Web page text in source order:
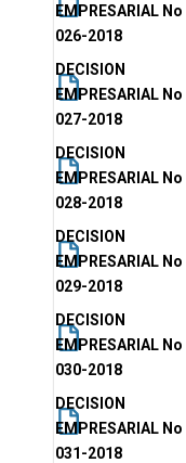
EMPRESARIAL No
026-2018
DECISION
EMPRESARIAL No
027-2018
DECISION
EMPRESARIAL No
028-2018
DECISION
EMPRESARIAL No
029-2018
DECISION
EMPRESARIAL No
030-2018
DECISION
EMPRESARIAL No
031-2018